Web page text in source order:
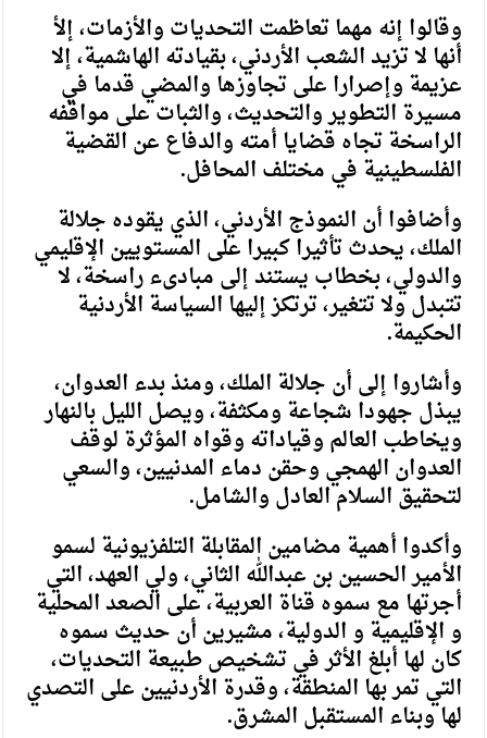
وقالوا إنه مهما تعاظمت التحديات والأزمات، إلأ
أنها لا تزيد الشعب الأردني، بقيادته الهاشمية، إلا
عزيمة وإصرارا على تجاوزها والمضي قدما في
مسيرة التطوير والتحديث، والثبات على مواقفه
الراسخة تجاه قضايا أمته والدفاع عن القضية
الفلسطينية في مختلف المحافل.
وأضافوا أن النموذج الأردني، الذي يقوده جلالة
الملك، يحدث تأثيرا كبيرا على المستويين الإقليمي
والدولي، بخطاب يستند إلى مبادىء راسخة، لا
تتبدل ولا تتغير، ترتكز إليها السياسة الأردنية
الحكيمة.
وأشاروا إلى أن جلالة الملك، ومنذ بدء العدوان،
يبذل جهودا شجاعة ومكثفة، ويصل الليل بالنهار
ويخاطب العالم وقياداته وقواه المؤثرة لوقف
العدوان الهمجي وحقن دماء المدنيين، والسعي
لتحقيق السلام العادل والشامل.
وأكدوا أهمية مضامين المقابلة التلفزيونية لسمو
الأمير الحسين بن عبدالله الثاني، ولي العهد، التي
أجرتها مع سموه قناة العربية، على الصعد المحلية
و الإقليمية و الدولية، مشيرين أن حديث سموه
كان لها أبلغ الأثر في تشخيص طبيعة التحديات،
التي تمر بها المنطقة، وقدرة الأردنيين على التصدي
لها وبناء المستقبل المشرق.